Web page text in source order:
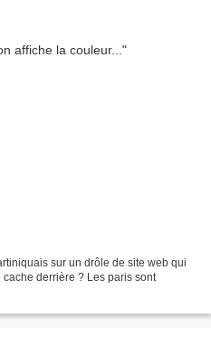
sur un drôle de site web qui
derrière ? Les paris sont